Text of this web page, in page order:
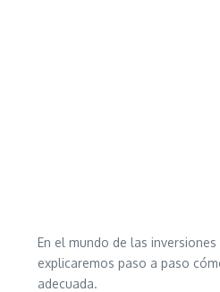
En el mundo de las
explicaremos paso a paso
adecuada.